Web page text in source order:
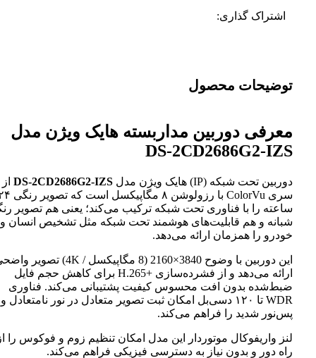
اشتراک گذاری:
توضیحات محصول
معرفی دوربین مداربسته هایک ویژن مدل
DS-2CD2686G2-IZS
دوربین تحت شبکه (IP) هایک ویژن مدل DS-2CD2686G2-IZSاز
سری ColorVu با رزولوشن ۸ مگاپیکسل است که تصویر رنگی ۲۴
ساعته را با فناوری تحت شبکه ترکیب می‌کند؛ یعنی هم تصویر
شبانه و هم قابلیت‌های هوشمند تحت شبکه مثل تشخیص انسان و
خودرو را همزمان ارائه می‌دهد.
این دوربین با وضوح 3840×2160 (8 مگاپیکسل / 4K) تصویر واضحی
ارائه می‌دهد و از فشرده‌سازی H.265+‎ برای کاهش حجم فایل
ضبط‌شده بدون افت محسوس کیفیت پشتیبانی می‌کند. فناوری
WDR تا ۱۲۰ دسی‌بل امکان ثبت تصویر متعادل در نور نامتعادل و
پس‌نور شدید را فراهم می‌کند.
لنز واریفوکال موتوردار این مدل امکان تنظیم زوم و فوکوس را از
راه دور و بدون نیاز به دسترسی فیزیکی فراهم می‌کند.